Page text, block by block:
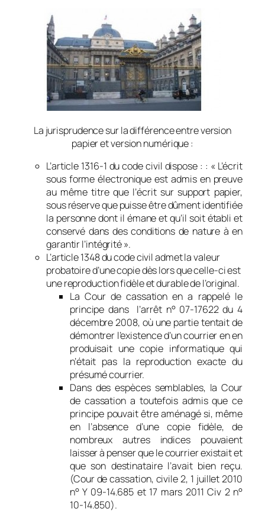
La jurisprudence sur la différence entre version
papier et version numérique :
L’article 1316-1 du code civil dispose : : « L’écrit
sous forme électronique est admis en preuve
au même titre que l’écrit sur support papier,
sous réserve que puisse être dûment identifiée
la personne dont il émane et qu’il soit établi et
conservé dans des conditions de nature à en
garantir l’intégrité ».
L’article 1348 du code civil admet la valeur
probatoire d’une copie dès lors que celle-ci est
une reproduction fidèle et durable de l’original.
La Cour de cassation en a rappelé le
principe dans l’arrêt n° 07-17622 du 4
décembre 2008, où une partie tentait de
démontrer l’existence d’un courrier en en
produisait une copie informatique qui
n’était pas la reproduction exacte du
présumé courrier.
Dans des espèces semblables, la Cour
de cassation a toutefois admis que ce
principe pouvait être aménagé si, même
en l’absence d’une copie fidèle, de
nombreux autres indices pouvaient
laisser à penser que le courrier existait et
que son destinataire l’avait bien reçu.
(Cour de cassation, civile 2, 1 juillet 2010
n° Y 09-14.685 et 17 mars 2011 Civ 2 n°
10-14.850).